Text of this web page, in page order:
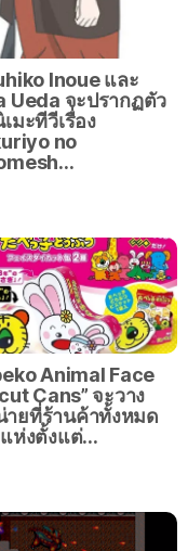
Inoue และ
Ueda จะปรากฏตัว
มะทีวีเรื่อง
no
Animal Face
Cans” จะวาง
ายที่ร้านค้าทั้งหมด
ห่งตั้งแต่…